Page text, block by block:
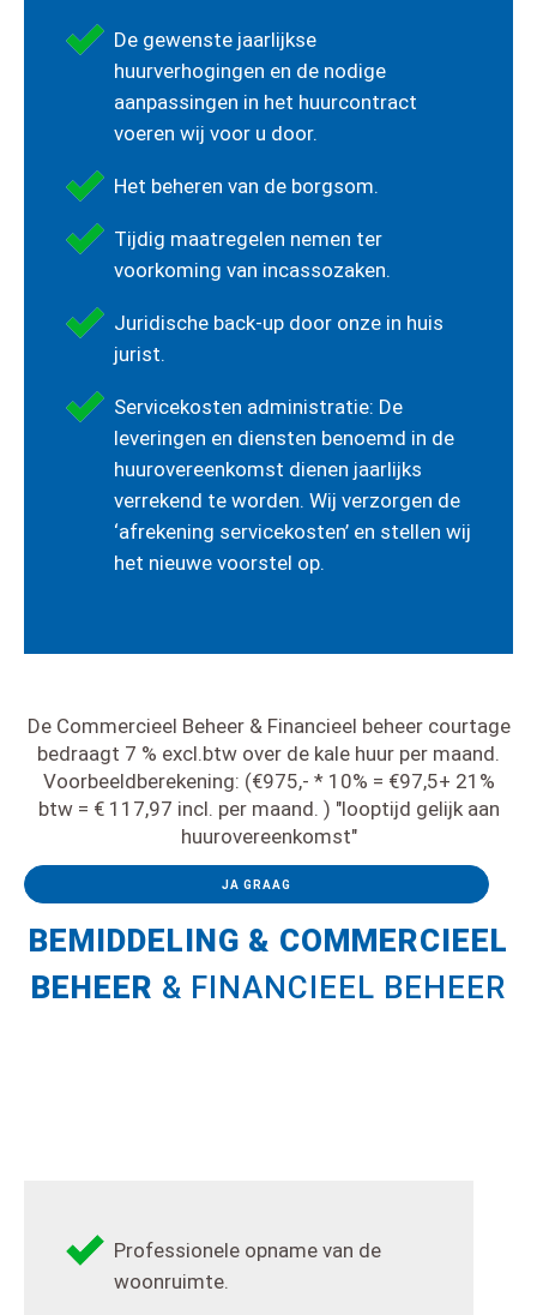
De gewenste jaarlijkse
huurverhogingen en de nodige
aanpassingen in het huurcontract
voeren wij voor u door.
Het beheren van de borgsom.
Tijdig maatregelen nemen ter
voorkoming van incassozaken.
Juridische back-up door onze in huis
jurist.
Servicekosten administratie: De
leveringen en diensten benoemd in de
huurovereenkomst dienen jaarlijks
verrekend te worden. Wij verzorgen de
‘afrekening servicekosten’ en stellen wij
het nieuwe voorstel op.
De Commercieel Beheer & Financieel beheer courtage
bedraagt 7 % excl.btw over de kale huur per maand.
Voorbeeldberekening: (€975,- * 10% = €97,5+ 21%
btw = € 117,97 incl. per maand. ) "looptijd gelijk aan
huurovereenkomst"
JA GRAAG
BEMIDDELING & COMMERCIEEL
BEHEER & FINANCIEEL BEHEER
Professionele opname van de
woonruimte.